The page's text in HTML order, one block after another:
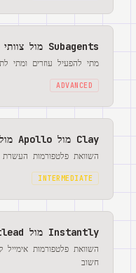
Subagents מול צוותי סוכנים ב-Claude Code
מתי להפעיל עוזרים ומתי
ADVANCED
Clay מול Apollo מול ZoomInfo
השוואת פלטפורמות
INTERMEDIATE
Instantly מול Smartlead מול Lemlist
השוואת פלטפורמות
חשוב